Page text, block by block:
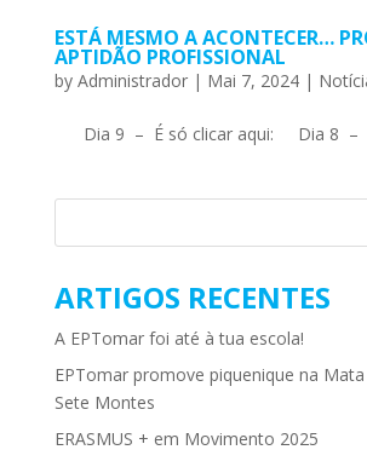
ESTÁ MESMO A ACONTECER…
APTIDÃO PROFISSIONAL
by Administrador| Mai 7, 2024|
Dia 9 – É só clicar aqui: Dia 8 –
ARTIGOS RECENTES
A EPTomar foi até à tua escola!
EPTomar promove piquenique na
Sete Montes
ERASMUS + em Movimento 2025